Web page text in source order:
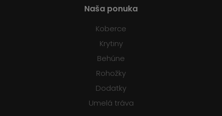
Naša ponuka
Koberce
Krytiny
Behúne
Rohožky
Dodatky
Umelá tráva